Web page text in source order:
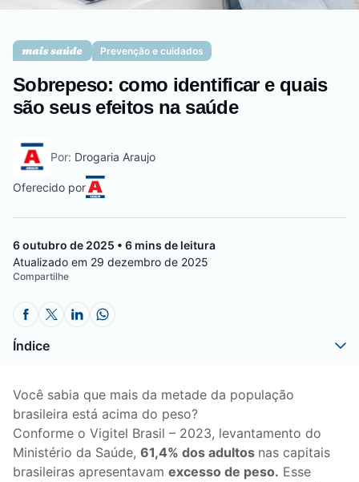
Saúde do homem
Prevenção e cuidados
Sobrepeso: como identificar e quais
são seus efeitos na saúde
Por: Drogaria Araujo
Oferecido por
6 outubro de 2025 • 6 mins de leitura
Atualizado em 29 dezembro de 2025
Compartilhe
Índice
Você sabia que mais da metade da população
brasileira está acima do peso?
Conforme o Vigitel Brasil – 2023, levantamento do
Ministério da Saúde, 61,4% dos adultos nas capitais
brasileiras apresentavam excesso de peso. Esse